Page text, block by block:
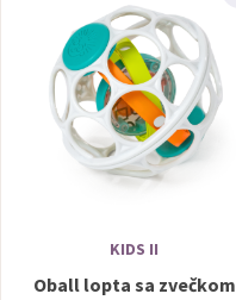
KIDS II
Oball lopta sa zvečkom